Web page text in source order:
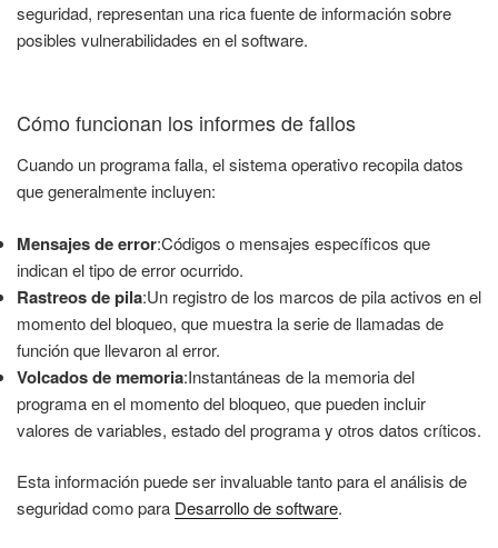
seguridad, representan una rica fuente de información sobre
posibles vulnerabilidades en el software.
Cómo funcionan los informes de fallos
Cuando un programa falla, el sistema operativo recopila datos
que generalmente incluyen:
Mensajes de error:Códigos o mensajes específicos que
indican el tipo de error ocurrido.
Rastreos de pila:Un registro de los marcos de pila activos en el
momento del bloqueo, que muestra la serie de llamadas de
función que llevaron al error.
Volcados de memoria:Instantáneas de la memoria del
programa en el momento del bloqueo, que pueden incluir
valores de variables, estado del programa y otros datos críticos.
Esta información puede ser invaluable tanto para el análisis de
seguridad como para Desarrollo de software.